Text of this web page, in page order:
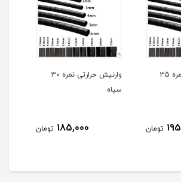
185,000
140,000